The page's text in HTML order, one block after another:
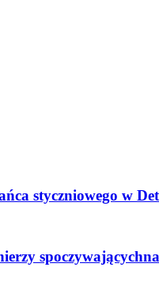
styczniowego w